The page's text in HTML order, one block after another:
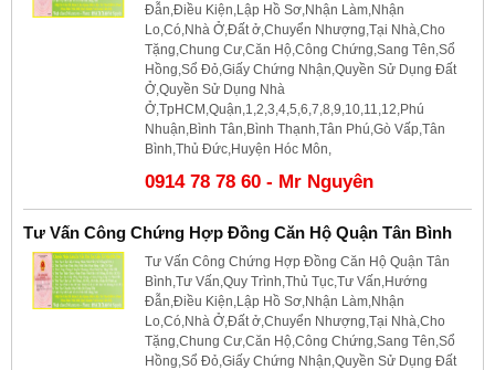
Đẫn,Điều Kiện,Lập Hồ Sơ,Nhận Làm,Nhận
Lo,Có,Nhà Ở,Đất ở,Chuyển Nhượng,Tại Nhà,Cho
Tặng,Chung Cư,Căn Hộ,Công Chứng,Sang Tên,Sổ
Hồng,Sổ Đỏ,Giấy Chứng Nhận,Quyền Sử Dụng Đất
Ở,Quyền Sử Dụng Nhà
Ở,TpHCM,Quận,1,2,3,4,5,6,7,8,9,10,11,12,Phú
Nhuận,Bình Tân,Bình Thạnh,Tân Phú,Gò Vấp,Tân
Bình,Thủ Đức,Huyện Hóc Môn,
0914 78 78 60 - Mr Nguyên
Tư Vấn Công Chứng Hợp Đồng Căn Hộ Quận Tân Bình
Tư Vấn Công Chứng Hợp Đồng Căn Hộ Quận Tân
Bình,Tư Vấn,Quy Trình,Thủ Tục,Tư Vấn,Hướng
Đẫn,Điều Kiện,Lập Hồ Sơ,Nhận Làm,Nhận
Lo,Có,Nhà Ở,Đất ở,Chuyển Nhượng,Tại Nhà,Cho
Tặng,Chung Cư,Căn Hộ,Công Chứng,Sang Tên,Sổ
Hồng,Sổ Đỏ,Giấy Chứng Nhận,Quyền Sử Dụng Đất